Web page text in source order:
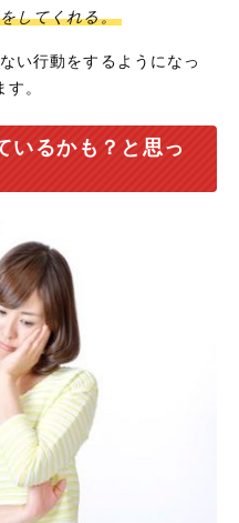
してくれる。
い行動をするようになっ
。
いるかも？と思っ